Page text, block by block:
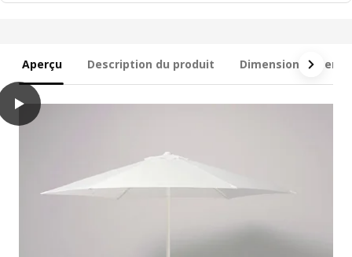
Aperçu Description du produit Dimensions et
play
HÖGÖN Parasol, gris, 270 cm